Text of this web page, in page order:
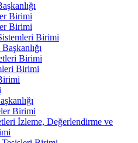
Birimi
Birimi
Birimi
Birimi
Birimi
Birimi
İzleme, Değerlendirme ve